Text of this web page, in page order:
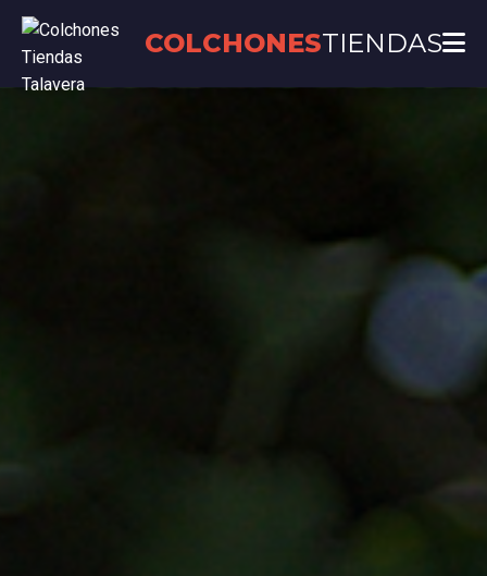
COLCHONESTIENDAS